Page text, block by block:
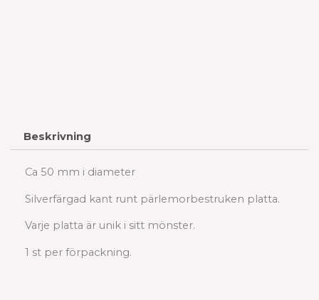
Beskrivning
Ca 50 mm i diameter
Silverfärgad kant runt pärlemorbestruken platta.
Varje platta är unik i sitt mönster.
1 st per förpackning.